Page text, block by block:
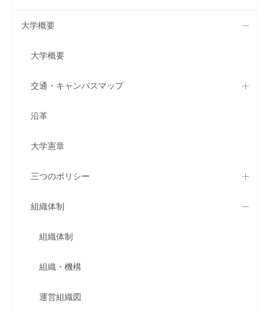
大学概要
大学概要
交通・キャンパスマップ
沿革
大学憲章
三つのポリシー
組織体制
組織体制
組織・機構
運営組織図